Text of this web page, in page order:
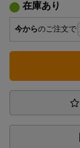
在庫あり
今からのご注文で